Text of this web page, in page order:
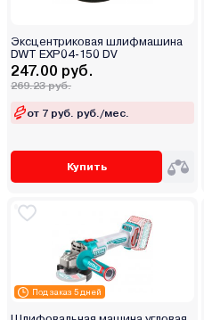
Эксцентриковая шлифмашина
DWT EXP04-150 DV
247.00 руб.
269.23 руб.
от 7 руб. руб./мес.
Купить
Под заказ 5 дней